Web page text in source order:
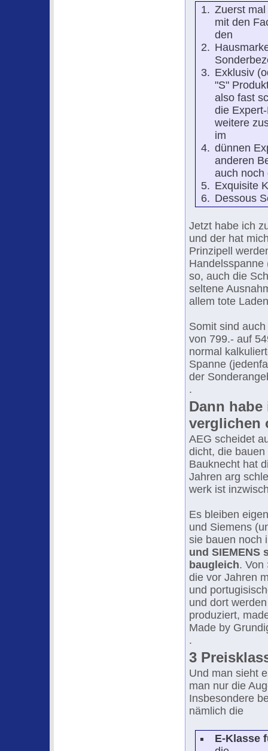
Zuerst
mit den
den
Exklusiv
"S"
also fast
die
weitere
im
dünnen
anderen
auch noch
Exquisite
Dessous
Jetzt habe ich
und der hat
Prinzipell
Handelsspanne
so, auch die
seltene
allem tote
Somit sind
von 799.- auf
normal
Spanne
der
.
Dann
verglichen
AEG scheidet
dicht, die
Bauknecht hat
Jahren arg
werk ist
Es bleiben
und Siemens
sie bauen noch
und SIEMENS
baugleich. Von
die vor Jahren
und
und dort
produziert,
Made by
.
3
Und man sieht
man nur die
Insbesondere
nämlich die
E-Klasse